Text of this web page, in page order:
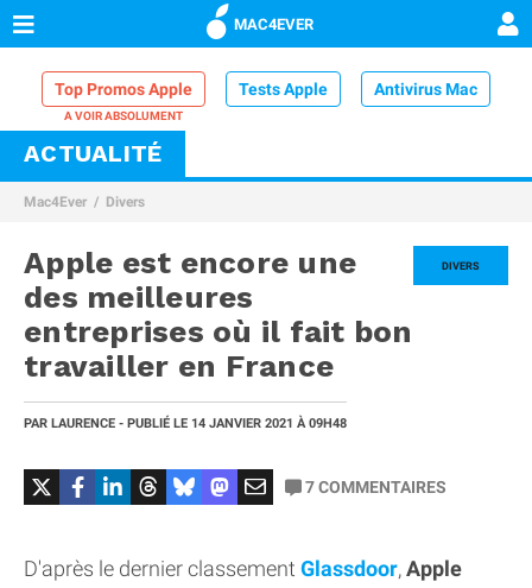
MAC4EVER
Top Promos Apple Tests Apple Antivirus Mac
VPN Mac
Comparatif iPhone
ACTUALITÉ
Mac4Ever Divers
DIVERS
Apple est encore une
des meilleures
entreprises où il fait bon
travailler en France
PAR LAURENCE - PUBLIÉ LE 14 JANVIER 2021 À 09H48
7COMMENTAIRES
D'après le dernier classement Glassdoor,Apple